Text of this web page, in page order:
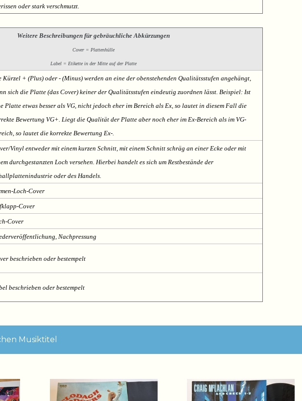
oder stark verschmutzt.
Weitere Beschreibungen für gebräuchliche Abkürzungen
Cover = Plattenhülle
Label = Etikette in der Mitte auf der Platte
Kürzel + (Plus) oder - (Minus) werden an eine der obenstehenden Qualitätsstufen angehängt,
sich die Platte (das Cover) keiner der Qualitätsstufen eindeutig zuordnen lässt. Beispiel: Ist
Platte etwas besser als VG, nicht jedoch eher im Bereich als Ex, so lautet in diesem Fall die
Bewertung VG+. Liegt die Qualität der Platte aber noch eher im Ex-Bereich als im VG-
so lautet die korrekte Bewertung Ex-.
Vinyl entweder mit einem kurzen Schnitt, mit einem Schnitt schräg an einer Ecke oder mit
durchgestanzten Loch versehen. Hierbei handelt es sich um Restbestände der
oder des Handels.
Loch-Cover
Cover
Cover
Nachpressung
beschrieben oder bestempelt
beschrieben oder bestempelt
Musiktitel